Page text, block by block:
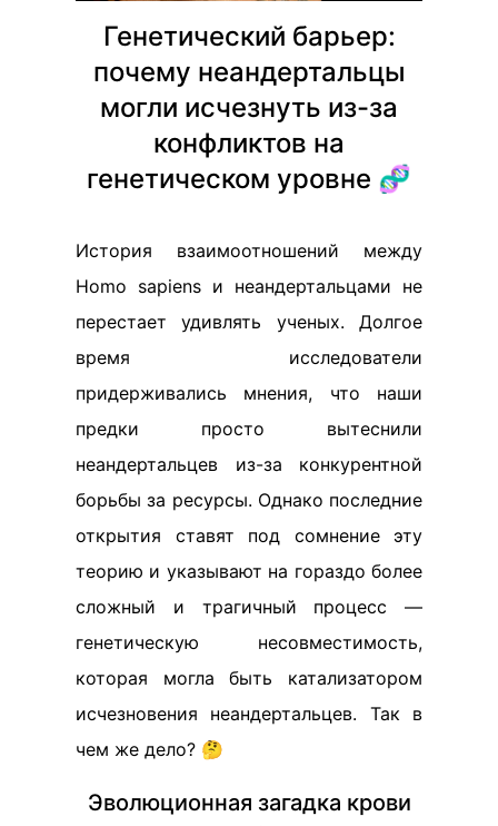
Генетический барьер:
почему неандертальцы
могли исчезнуть из-за
конфликтов на
генетическом уровне 🧬
История взаимоотношений между
Homo sapiens и неандертальцами не
перестает удивлять ученых. Долгое
время исследователи
придерживались мнения, что наши
предки просто вытеснили
неандертальцев из-за конкурентной
борьбы за ресурсы. Однако последние
открытия ставят под сомнение эту
теорию и указывают на гораздо более
сложный и трагичный процесс —
генетическую несовместимость,
которая могла быть катализатором
исчезновения неандертальцев. Так в
чем же дело? 🤔
Эволюционная загадка крови